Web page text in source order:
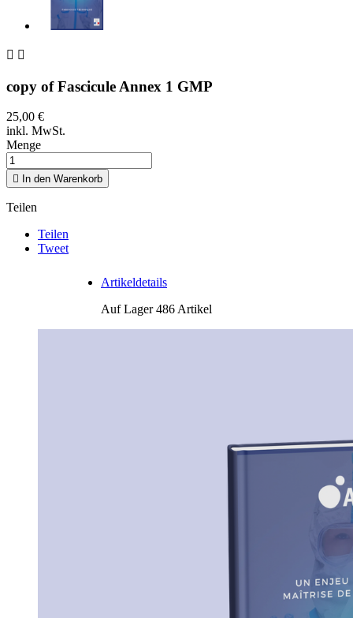
 
copy of Fascicule Annex 1 GMP
25,00 €
inkl. MwSt.
Menge
 In den Warenkorb
Teilen
Teilen
Tweet
Artikeldetails
Auf Lager 486 Artikel